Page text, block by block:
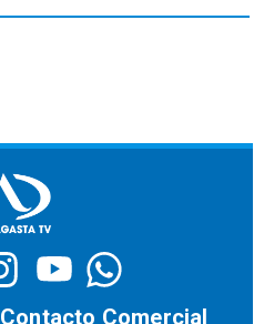
Contacto Comercial